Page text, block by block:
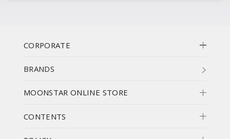
CORPORATE
BRANDS
MOONSTAR ONLINE STORE
CONTENTS